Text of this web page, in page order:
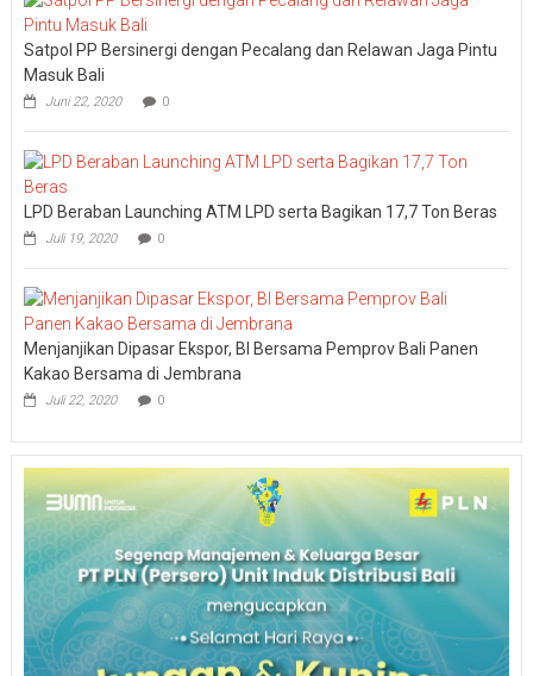
Satpol PP Bersinergi dengan Pecalang dan Relawan Jaga Pintu
Masuk Bali
Juni 22, 2020 0
LPD Beraban Launching ATM LPD serta Bagikan 17,7 Ton Beras
Juli 19, 2020 0
Menjanjikan Dipasar Ekspor, BI Bersama Pemprov Bali Panen
Kakao Bersama di Jembrana
Juli 22, 2020 0